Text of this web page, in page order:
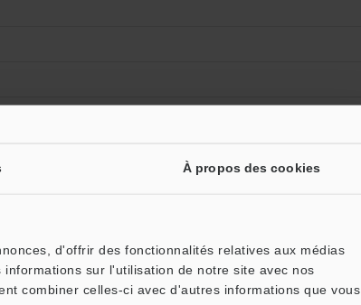
À propos des cookies
d'offrir des fonctionnalités relatives aux médias
sur l'utilisation de notre site avec nos
combiner celles-ci avec d'autres informations que vous